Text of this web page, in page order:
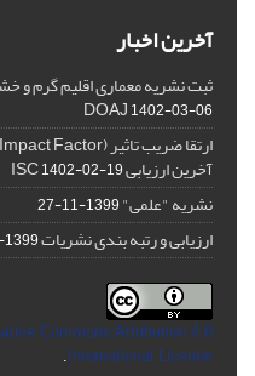
آخرین اخبار
ثبت نشریه معماری اقلیم گرم و
DOAJ1402-03-06
آخرین ارزیابی ISC1402-02-19
نشریه "علمی"1399-11-27
ارزیابی و رتبه بندی نشریات1399-11-27
Commons Attribution 4.0
International License
.